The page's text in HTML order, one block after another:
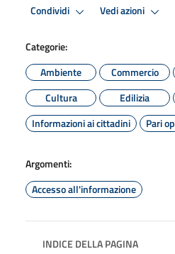
Condividi Vedi azioni
Categorie:
Ambiente
Commercio
Cultura
Edilizia
Informazioni ai cittadini
Pari
Argomenti:
Accesso all'informazione
INDICE DELLA PAGINA